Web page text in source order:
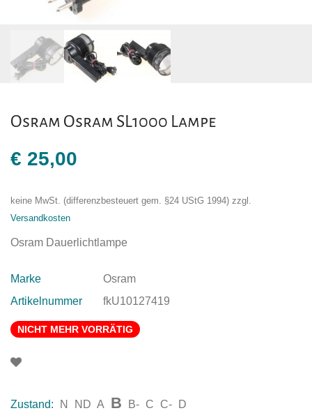
Osram Osram SL1000 Lampe
€ 25,00
keine MwSt. (differenzbesteuert gem. §24 UStG 1994) zzgl.
Versandkosten
Osram Dauerlichtlampe
Marke
Osram
Artikelnummer
fkU10127419
NICHT MEHR VORRÄTIG
Zustand: N ND A B B- C C- D